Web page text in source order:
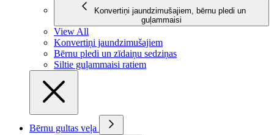
Konvertiņi jaundzimušajiem, bērnu pledi un
guļammaisi
View All
Konvertiņi jaundzimušajiem
Bērnu pledi un zīdaiņu sedziņas
Siltie guļammaisi ratiem
Bērnu gultas veļa